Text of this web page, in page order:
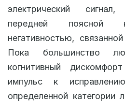
электрический
передней поясной
негативностью,
Пока большинство
когнитивный
импульс к
определенной категории